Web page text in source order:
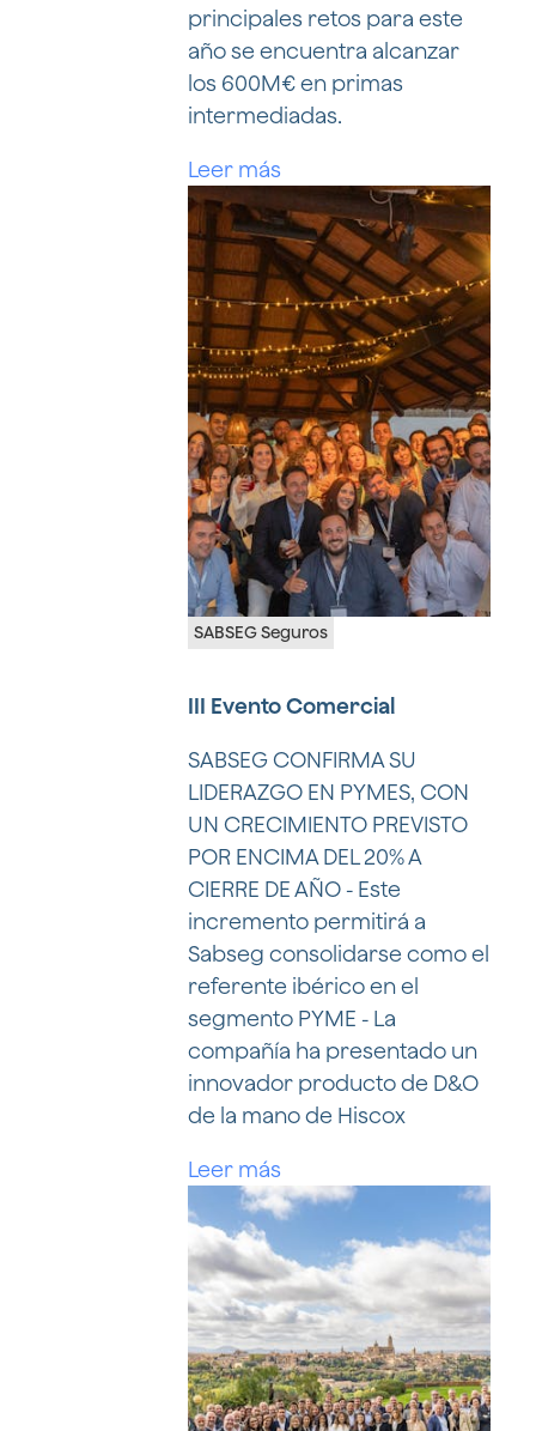
principales retos para este
año se encuentra alcanzar
los 600M€ en primas
intermediadas.
Leer más
SABSEG Seguros
III Evento Comercial
SABSEG CONFIRMA SU
LIDERAZGO EN PYMES, CON
UN CRECIMIENTO PREVISTO
POR ENCIMA DEL 20% A
CIERRE DE AÑO - Este
incremento permitirá a
Sabseg consolidarse como el
referente ibérico en el
segmento PYME - La
compañía ha presentado un
innovador producto de D&O
de la mano de Hiscox
Leer más